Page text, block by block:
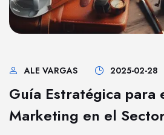
ALE VARGAS 2025-02-28
Guía Estratégica para
Marketing en el